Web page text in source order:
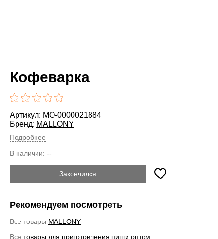
Кофеварка
Артикул: MO-0000021884
Бренд: MALLONY
Подробнее
В наличии: --
Закончился
Рекомендуем посмотреть
Все товары MALLONY
Все товары для приготовления пищи оптом